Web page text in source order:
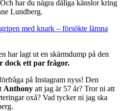
har du några dåliga känslor kring
Lundberg.
med knark – försökte lämna
har lagt ut en skärmdump på den
dock ett par frågor.
på Instagram nyss! Den
Anthony att jag är 57 år? Tror ni att
oxå? Vad tycker ni jag ska